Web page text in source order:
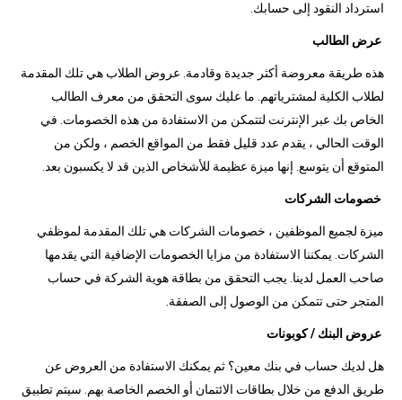
استرداد النقود إلى حسابك.
عرض الطالب
هذه طريقة معروضة أكثر جديدة وقادمة. عروض الطلاب هي تلك المقدمة
لطلاب الكلية لمشترياتهم. ما عليك سوى التحقق من معرف الطالب
الخاص بك عبر الإنترنت لتتمكن من الاستفادة من هذه الخصومات. في
الوقت الحالي ، يقدم عدد قليل فقط من المواقع الخصم ، ولكن من
المتوقع أن يتوسع. إنها ميزة عظيمة للأشخاص الذين قد لا يكسبون بعد.
خصومات الشركات
ميزة لجميع الموظفين ، خصومات الشركات هي تلك المقدمة لموظفي
الشركات. يمكننا الاستفادة من مزايا الخصومات الإضافية التي يقدمها
صاحب العمل لدينا. يجب التحقق من بطاقة هوية الشركة في حساب
المتجر حتى تتمكن من الوصول إلى الصفقة.
عروض البنك / كوبونات
هل لديك حساب في بنك معين؟ ثم يمكنك الاستفادة من العروض عن
طريق الدفع من خلال بطاقات الائتمان أو الخصم الخاصة بهم. سيتم تطبيق